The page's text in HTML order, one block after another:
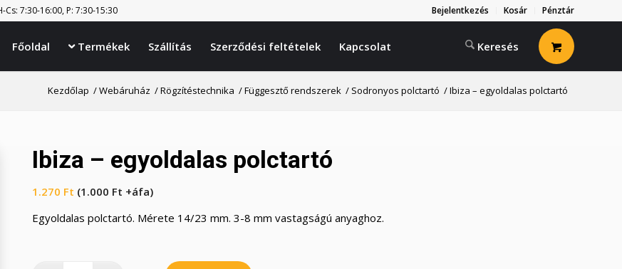
Bejelentkezés Kosár Pénztár
7:30-16:00, P: 7:30-15:30
Főoldal Termékek Szállítás Szerződési feltételek Kapcsolat
Kezdőlap /Webáruház /Rögzítéstechnika /Függesztő rendszerek / Sodronyos polctartó /Ibiza – egyoldalas polctartó
Ibiza – egyoldalas polctartó
1.270 Ft (1.000 Ft +áfa)
Egyoldalas polctartó. Mérete 14/23 mm. 3-8 mm vastagságú anyaghoz.